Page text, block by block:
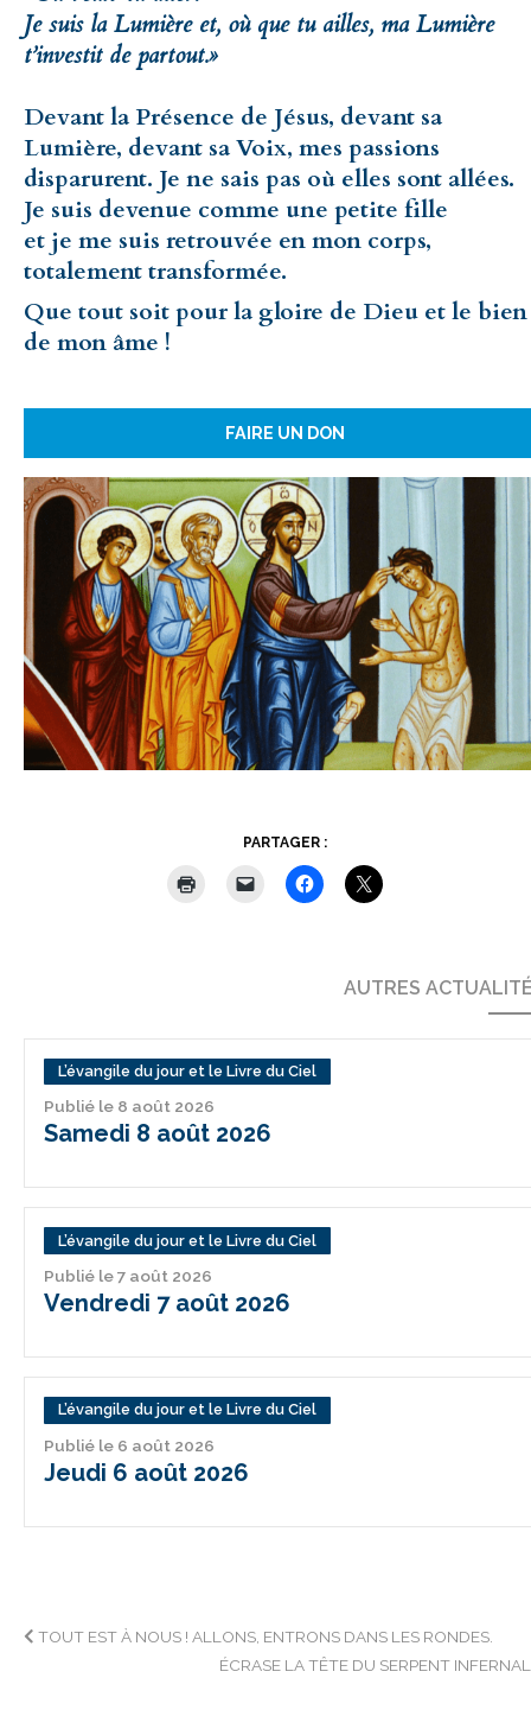
Je suis la Lumière et, où que tu ailles, ma Lumière
t’investit de partout.»
Devant la Présence de Jésus, devant sa
Lumière, devant sa Voix, mes passions
disparurent. Je ne sais pas où elles sont allées.
Je suis devenue comme une petite fille
et je me suis retrouvée en mon corps,
totalement transformée.
Que tout soit pour la gloire de Dieu et le bien
de mon âme !
FAIRE UN DON
PARTAGER :
AUTRES
L’évangile du jour et le Livre du Ciel
Publié le 8 août 2026
Samedi 8 août 2026
L’évangile du jour et le Livre du Ciel
Publié le 7 août 2026
Vendredi 7 août 2026
L’évangile du jour et le Livre du Ciel
Publié le 6 août 2026
Jeudi 6 août 2026
Navigation
TOUT EST À NOUS ! ALLONS, ENTRONS DANS LES RONDES.
ÉCRASE LA TÊTE DU SERPENT